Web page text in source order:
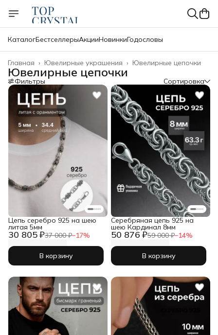
КаталогБестселлерыАкцииНовинкиГодословы
Ювелирные цепочки
Ювелирные украшения ›
Главная ›
Ювелирные цепочки
Фильтры Сортировка
30 805 ₽37 000 ₽−17%
Цепь серебро 925 на шею
литая 5мм
В корзину
50 876 ₽59 000 ₽−14%
Серебряная цепь 925 на
шею Кардинал 8мм
В корзину